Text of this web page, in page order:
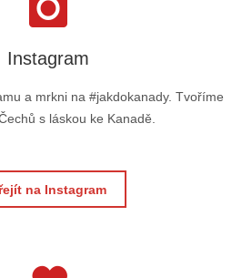
Instagram
a mrkni na #jakdokanady. Tvoříme
s láskou ke Kanadě.
na Instagram